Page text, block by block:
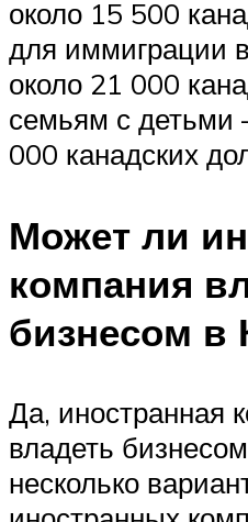
около 15 500
для иммиграции
около 21 000
семьям с
000 канадских
Может ли
компания
бизнесом в
Да, иностранная
владеть
несколько